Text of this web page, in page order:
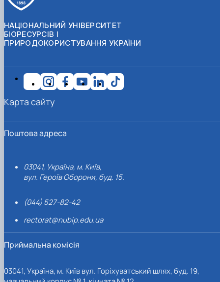
НАЦІОНАЛЬНИЙ УНІВЕРСИТЕТ
БІОРЕСУРСІВ І
ПРИРОДОКОРИСТУВАННЯ УКРАЇНИ
Поштова адреса
03041, Україна, м. Київ,
вул. Героїв Оборони, буд. 15.
(044) 527-82-42
rectorat@nubip.edu.ua
Приймальна комісія
03041, Україна, м. Київ вул. Горіхуватський шлях, буд. 19,
Карта сайту